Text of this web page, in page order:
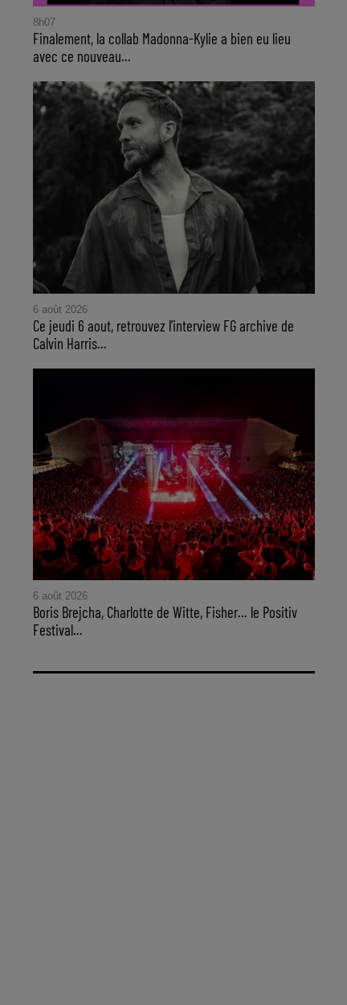
8h07
Finalement, la collab Madonna-Kylie a bien eu lieu
avec ce nouveau...
6 août 2026
Ce jeudi 6 aout, retrouvez l'interview FG archive de
Calvin Harris...
6 août 2026
Boris Brejcha, Charlotte de Witte, Fisher… le Positiv
Festival...